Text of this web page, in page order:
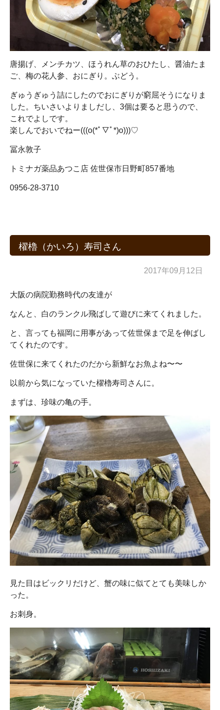
唐揚げ、メンチカツ、ほうれん草のおひたし、醤油たま
ご、梅の花人参、おにぎり。ぶどう。
ぎゅうぎゅう詰にしたのでおにぎりが窮屈そうになりま
した。ちいさいよりましだし、3個は要ると思うので、
これでよしです。
楽しんでおいでねー(((o(*ﾟ▽ﾟ*)o)))♡
冨永敦子
トミナガ薬品あつこ店 佐世保市日野町857番地
0956-28-3710
櫂櫓（かいろ）寿司さん
2017年09月12日
大阪の病院勤務時代の友達が
なんと、白のランクル飛ばして遊びに来てくれました。
と、言っても福岡に用事があって佐世保まで足を伸ばし
てくれたのです。
佐世保に来てくれたのだから新鮮なお魚よね〜〜
以前から気になっていた櫂櫓寿司さんに。
まずは、珍味の亀の手。
見た目はビックリだけど、蟹の味に似てとても美味しか
った。
お刺身。